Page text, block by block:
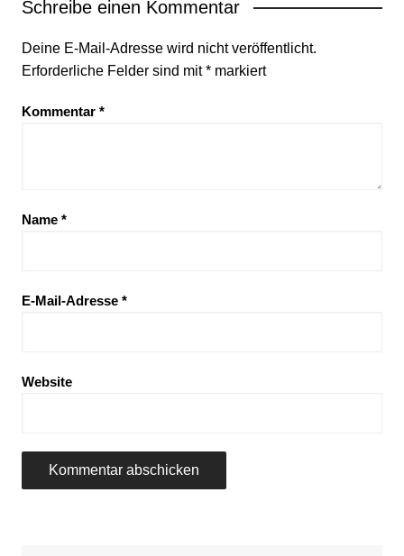
Schreibe einen Kommentar
Deine E-Mail-Adresse wird nicht veröffentlicht.
Erforderliche Felder sind mit*markiert
Kommentar *
Name *
E-Mail-Adresse *
Website